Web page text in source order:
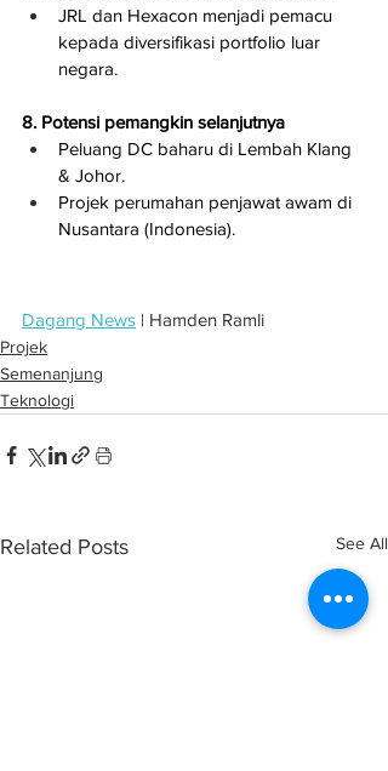
JRL dan Hexacon menjadi pemacu
kepada diversifikasi portfolio luar
negara.
8. Potensi pemangkin selanjutnya
Peluang DC baharu di Lembah Klang
& Johor.
Projek perumahan penjawat awam di
Nusantara (Indonesia).
Dagang News | Hamden Ramli
Projek
Semenanjung
Teknologi
Related Posts See All